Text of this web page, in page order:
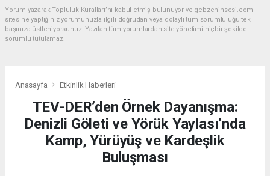
Yorum yazarak Topluluk Kuralları’nı kabul etmiş bulunuyor ve gebzeninsesi.com
sitesine yaptığınız yorumunuzla ilgili doğrudan veya dolaylı tüm sorumluluğu tek
başınıza üstleniyorsunuz. Yazılan tüm yorumlardan site yönetimi hiçbir şekilde
sorumlu tutulamaz.
Anasayfa Etkinlik Haberleri
TEV-DER’den Örnek Dayanışma:
Denizli Göleti ve Yörük Yaylası’nda
Kamp, Yürüyüş ve Kardeşlik
Buluşması